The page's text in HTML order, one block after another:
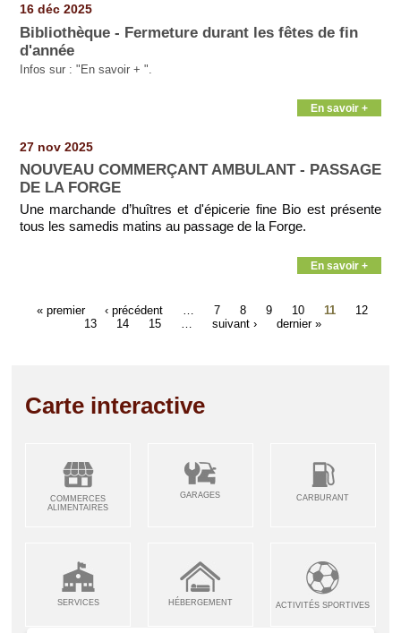
16 déc 2025
Bibliothèque - Fermeture durant les fêtes de fin
d'année
Infos sur : "En savoir + ".
En savoir +
27 nov 2025
NOUVEAU COMMERÇANT AMBULANT - PASSAGE
DE LA FORGE
Une marchande d’huîtres et d'épicerie fine Bio est présente
tous les samedis matins au passage de la Forge.
En savoir +
« premier ‹ précédent 7 8 9 10 11
12
13
14 15 suivant › dernier »
Carte interactive
COMMERCES
ALIMENTAIRES
GARAGES CARBURANT
SERVICES HÉBERGEMENT ACTIVITÉS SPORTIVES